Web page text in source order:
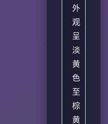
外
观
呈
淡
黄
色
至
棕
黄